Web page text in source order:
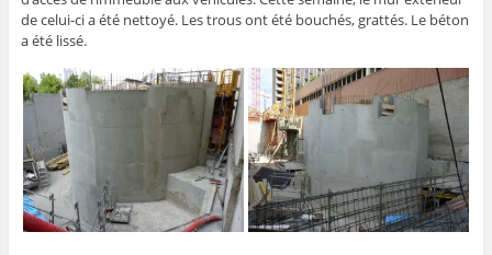
de celui-ci a été nettoyé. Les trous ont été bouchés, grattés. Le béton
a été lissé.